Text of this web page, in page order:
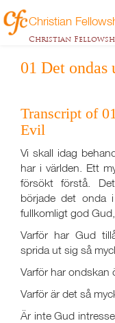
Christian
Christian
01 Det ondas
Transcript of
Evil
Vi skall idag
har i världen. Ett
försökt förstå.
började det onda
fullkomligt god
Varför har Gud
sprida ut sig så
Varför har ondskan
Varför är det så
Är inte Gud